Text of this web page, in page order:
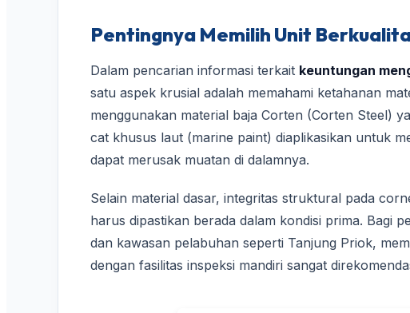
Pentingnya Memilih Unit
Dalam pencarian informasi terkait keuntungan
satu aspek krusial adalah memahami ketahanan
menggunakan material baja Corten (Corten Steel)
cat khusus laut (marine paint) diaplikasikan untuk
dapat merusak muatan di dalamnya.
Selain material dasar, integritas struktural pada
harus dipastikan berada dalam kondisi prima. Bagi
dan kawasan pelabuhan seperti Tanjung Priok,
dengan fasilitas inspeksi mandiri sangat